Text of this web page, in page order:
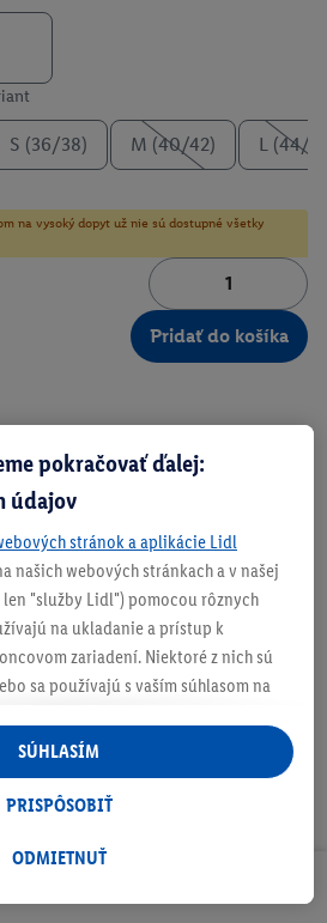
S (36/38) M (40/42) L (44/
na vysoký dopyt už nie sú dostupné všetky
Pridať do košíka
pokračovať ďalej:
údajov
stránok a aplikácie Lidl
našich webových stránkach a v našej
"služby Lidl") pomocou rôznych
na ukladanie a prístup k
zariadení. Niektoré z nich sú
sa používajú s vaším súhlasom na
rámci služieb Lidl aj mimo nich. Ak
Lidl Plus, na tieto účely sa spracúvajú
správania v obchode.
Lidl Plus alebo sa prihlásite do svojho
identifikátor z e-mailovej adresy,
ODMIETNUŤ
PRISPÔSOBIŤ
SÚHLASÍM